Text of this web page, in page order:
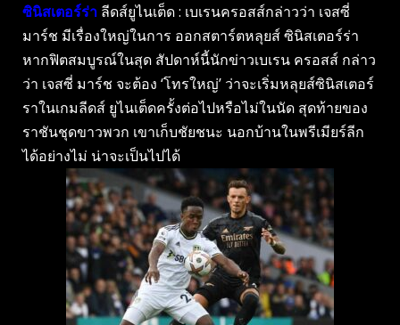
ซินิสเตอร์ร่า ลีดส์ยูไนเต็ด : เบเรนครอสส์กล่าวว่า เจสซี่
มาร์ช มีเรื่องใหญ่ในการ ออกสตาร์ตหลุยส์ ซินิสเตอร์ร่า
หากฟิตสมบูรณ์ในสุด สัปดาห์นี้นักข่าวเบเรน ครอสส์ กล่าว
ว่า เจสซี่ มาร์ช จะต้อง ‘โทรใหญ่’ ว่าจะเริ่มหลุยส์ซินิสเตอร์
ราในเกมลีดส์ ยูไนเต็ดครั้งต่อไปหรือไม่ในนัด สุดท้ายของ
ราชันชุดขาวพวก เขาเก็บชัยชนะ นอกบ้านในพรีเมียร์ลีก
ได้อย่างไม่ น่าจะเป็นไปได้